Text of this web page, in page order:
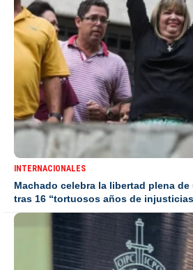
INTERNACIONALES
Machado celebra la libertad plena
tras 16 “tortuosos años de